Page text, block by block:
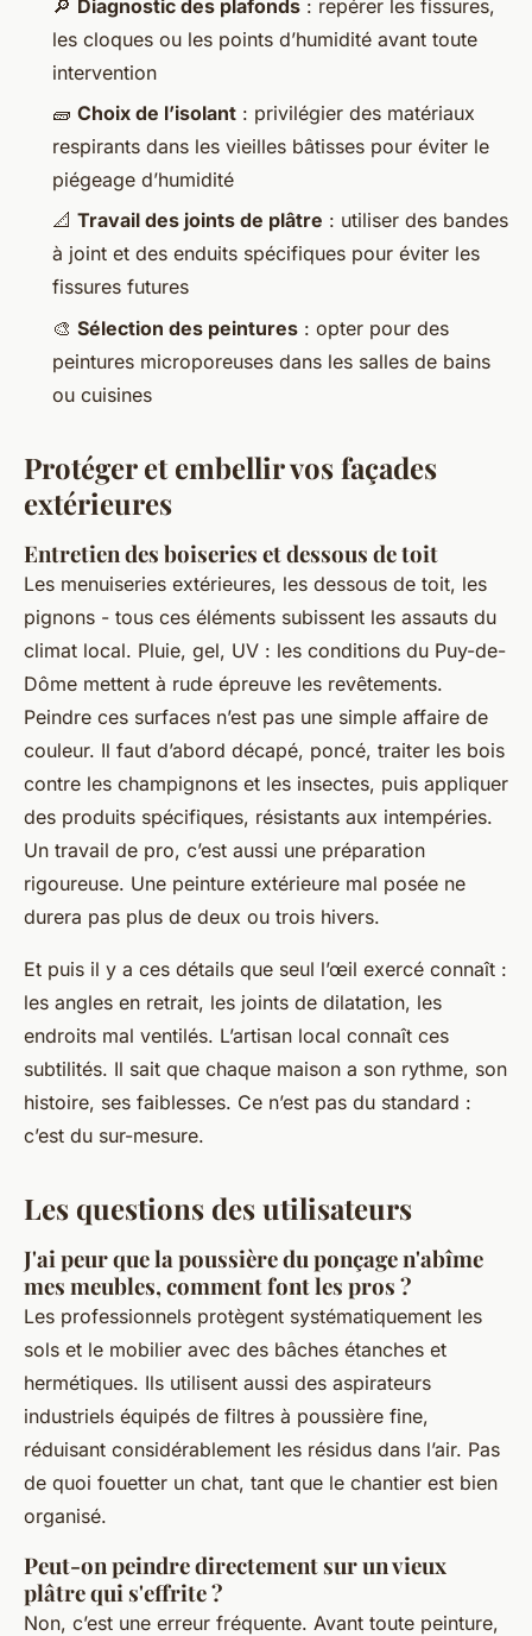
🔎 Diagnostic des plafonds : repérer les fissures,
les cloques ou les points d’humidité avant toute
intervention
🧱 Choix de l’isolant : privilégier des matériaux
respirants dans les vieilles bâtisses pour éviter le
piégeage d’humidité
📐 Travail des joints de plâtre : utiliser des bandes
à joint et des enduits spécifiques pour éviter les
fissures futures
🎨 Sélection des peintures : opter pour des
peintures microporeuses dans les salles de bains
ou cuisines
Protéger et embellir vos façades
extérieures
Entretien des boiseries et dessous de toit
Les menuiseries extérieures, les dessous de toit, les
pignons - tous ces éléments subissent les assauts du
climat local. Pluie, gel, UV : les conditions du Puy-de-
Dôme mettent à rude épreuve les revêtements.
Peindre ces surfaces n’est pas une simple affaire de
couleur. Il faut d’abord décapé, poncé, traiter les bois
contre les champignons et les insectes, puis appliquer
des produits spécifiques, résistants aux intempéries.
Un travail de pro, c’est aussi une préparation
rigoureuse. Une peinture extérieure mal posée ne
durera pas plus de deux ou trois hivers.
Et puis il y a ces détails que seul l’œil exercé connaît :
les angles en retrait, les joints de dilatation, les
endroits mal ventilés. L’artisan local connaît ces
subtilités. Il sait que chaque maison a son rythme, son
histoire, ses faiblesses. Ce n’est pas du standard :
c’est du sur-mesure.
Les questions des utilisateurs
J'ai peur que la poussière du ponçage n'abîme
mes meubles, comment font les pros ?
Les professionnels protègent systématiquement les
sols et le mobilier avec des bâches étanches et
hermétiques. Ils utilisent aussi des aspirateurs
industriels équipés de filtres à poussière fine,
réduisant considérablement les résidus dans l’air. Pas
de quoi fouetter un chat, tant que le chantier est bien
organisé.
Peut-on peindre directement sur un vieux
plâtre qui s'effrite ?
Non, c’est une erreur fréquente. Avant toute peinture,